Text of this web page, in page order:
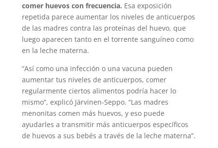
comer huevos con frecuencia. Esa exposición
repetida parece aumentar los niveles de anticuerpos
de las madres contra las proteínas del huevo, que
luego aparecen tanto en el torrente sanguíneo como
en la leche materna.
“Así como una infección o una vacuna pueden
aumentar tus niveles de anticuerpos, comer
regularmente ciertos alimentos podría hacer lo
mismo”, explicó Järvinen-Seppo. “Las madres
menonitas comen más huevos, y eso puede
ayudarles a transmitir más anticuerpos específicos
de huevos a sus bebés a través de la leche materna”.